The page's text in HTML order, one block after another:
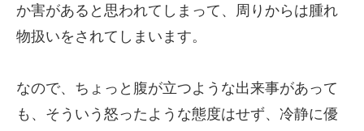
か害があると思われてしまって、周りからは腫れ
物扱いをされてしまいます。
なので、ちょっと腹が立つような出来事があって
も、そういう怒ったような態度はせず、冷静に優